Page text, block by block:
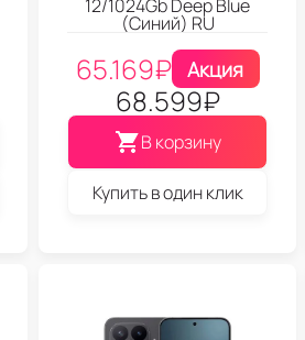
12/1024Gb Deep Blue
(Синий) RU
65.169₽ Акция
68.599₽
В корзину
Купить в один клик